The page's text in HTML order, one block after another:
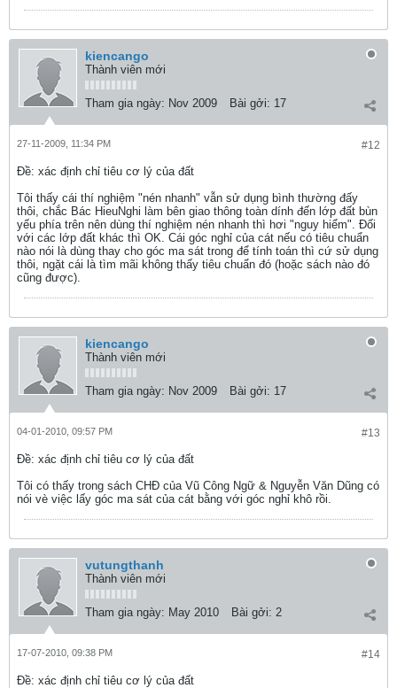
kiencango
Thành viên mới
Tham gia ngày: Nov 2009 Bài gởi: 17
#12
27-11-2009, 11:34 PM
Ðề: xác định chỉ tiêu cơ lý của đất
Tôi thấy cái thí nghiệm "nén nhanh" vẫn sử dụng bình thường đấy
thôi, chắc Bác HieuNghi làm bên giao thông toàn dính đến lớp đất bùn
yếu phía trên nên dùng thí nghiệm nén nhanh thì hơi "nguy hiểm". Đối
với các lớp đất khác thì OK. Cái góc nghỉ của cát nếu có tiêu chuẩn
nào nói là dùng thay cho góc ma sát trong để tính toán thì cứ sử dụng
thôi, ngặt cái là tìm mãi không thấy tiêu chuẩn đó (hoặc sách nào đó
cũng được).
kiencango
Thành viên mới
Tham gia ngày: Nov 2009 Bài gởi: 17
#13
04-01-2010, 09:57 PM
Ðề: xác định chỉ tiêu cơ lý của đất
Tôi có thấy trong sách CHĐ của Vũ Công Ngữ & Nguyễn Văn Dũng có
nói vè việc lấy góc ma sát của cát bằng với góc nghỉ khô rồi.
vutungthanh
Thành viên mới
Tham gia ngày: May 2010 Bài gởi: 2
#14
17-07-2010, 09:38 PM
Ðề: xác định chỉ tiêu cơ lý của đất